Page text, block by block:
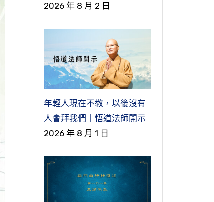
2026 年 8 月 2 日
年輕人現在不教，以後沒有
人會拜我們｜悟道法師開示
2026 年 8 月 1 日